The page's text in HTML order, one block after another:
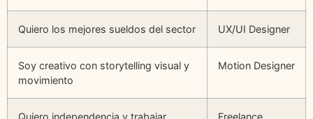
Quiero los mejores sueldos del sector UX/UI Designer
Soy creativo con storytelling visual y
movimiento
Motion Designer